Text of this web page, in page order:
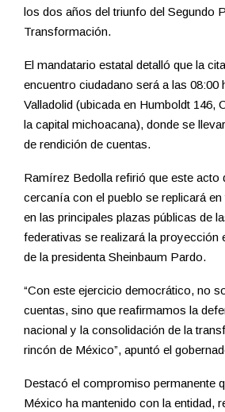
los dos años del triunfo del Segundo
Transformación.
El mandatario estatal detalló que la
encuentro ciudadano será a las 08:00
Valladolid (ubicada en Humboldt 146,
la capital michoacana), donde se
de rendición de cuentas.
Ramírez Bedolla refirió que este acto
cercanía con el pueblo se replicará
en las principales plazas públicas de
federativas se realizará la proyección
de la presidenta Sheinbaum Pardo.
“Con este ejercicio democrático, no
cuentas, sino que reafirmamos la
nacional y la consolidación de la
rincón de México”, apuntó el
Destacó el compromiso permanente
México ha mantenido con la entidad,